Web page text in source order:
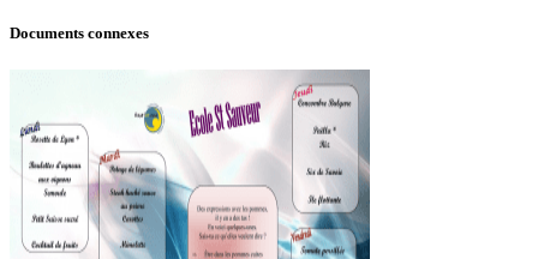
Documents connexes